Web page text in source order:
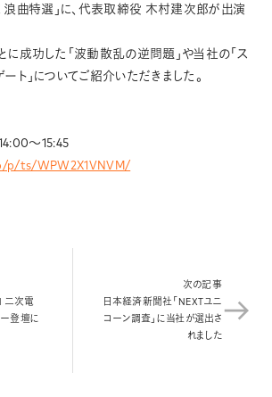
ュリティシステム
壊検査システム
浪曲特選」に、代表取締役 木村建次郎が出演
に成功した「波動散乱の逆問題」や当社の「ス
ト」についてご紹介いただきました。
～15:45
p/ts/WPW2X1VNVM/
ー登壇に
次の記事
日本経済新聞社「NEXTユニ
コーン調査」に当社が選出さ
れました